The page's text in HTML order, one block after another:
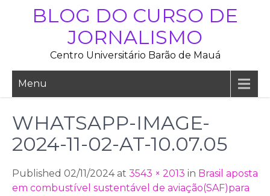
BLOG DO CURSO DE
JORNALISMO
Centro Universitário Barão de Mauá
Menu
WHATSAPP-IMAGE-
2024-11-02-AT-10.07.05
Published 02/11/2024 at 3543 × 2013 in Brasil aposta
em combustível sustentável de aviação(SAF)para